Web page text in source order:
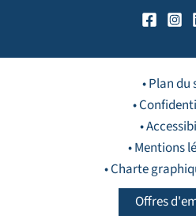
• Plan du
•
•
• Mentions
• Charte
Offres